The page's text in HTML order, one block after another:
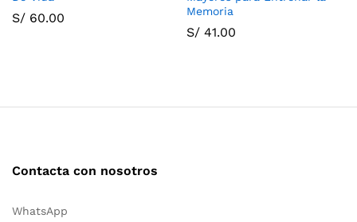
S/ 60.00
Memoria
S/ 41.00
Contacta con nosotros
WhatsApp